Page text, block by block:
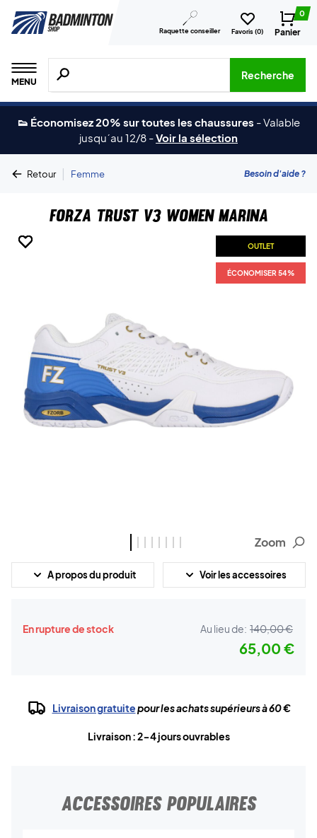
Raquette conseiller Favoris (0)
0
Panier
MENU
Recherche de produits, de marques, etc.
Recherche
👟 Économisez 20% sur toutes les chaussures -Valable
jusqu´au 12/8 -Voir la sélection
Retour | Femme Besoin d'aide ?
Forza Trust V3 Women Marina
OUTLET
ÉCONOMISER 54%
OUTLET
ÉCONOMISER 54%
OUTLET
ÉCONOMISER 54%
OUTLET
ÉCONOMISER 54%
OUTLET
ÉCONOMISER 54%
OUTLET
ÉCONOMISER 54%
OUTLET
ÉCONOMISER 54%
OUTLET
ÉCONOMISER 54%
Zoom
A propos du produit Voir les accessoires
En rupture de stock Au lieu de: 140,00 €
65,00 €
Livraison gratuitepour les achats supérieurs à 60 €
Livraison : 2-4 jours ouvrables
ACCESSOIRES POPULAIRES